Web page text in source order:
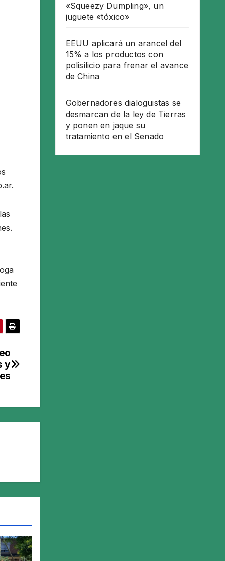
y
«Squeezy Dumpling», un
juguete «tóxico»
EEUU aplicará un arancel del
15% a los productos con
polisilicio para frenar el avance
de China
Gobernadores dialoguistas se
desmarcan de la ley de Tierras
y ponen en jaque su
tratamiento en el Senado